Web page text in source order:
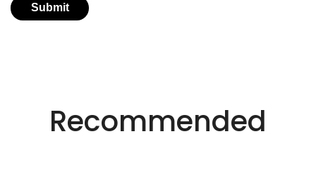
创新的激光解决方
案。
Recommended